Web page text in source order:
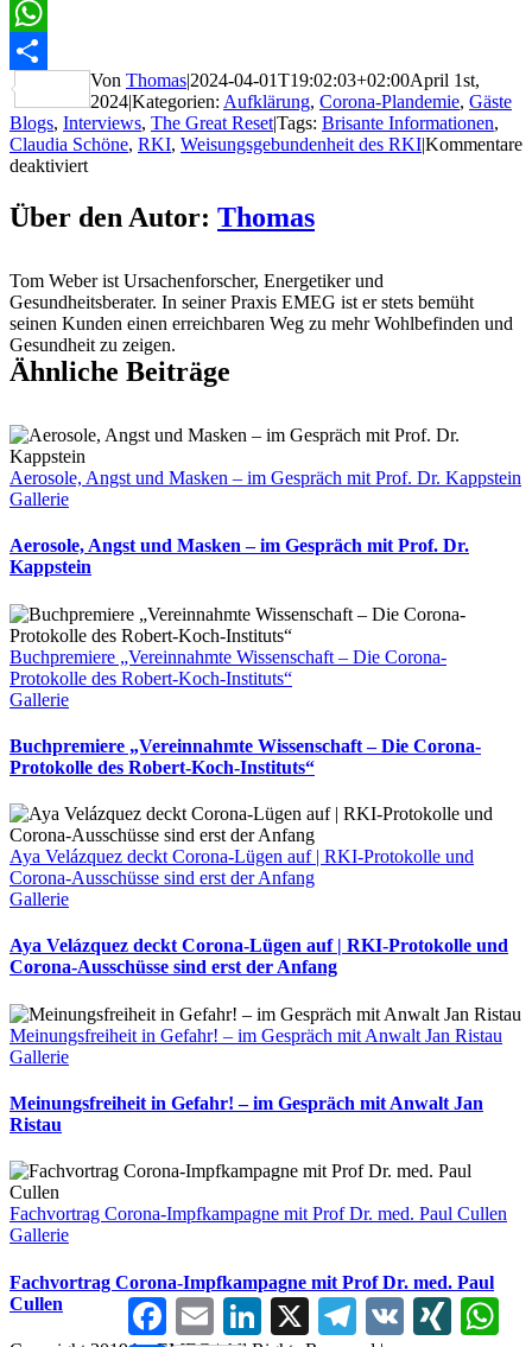
XING
WhatsApp
Teilen
Von Thomas|2024-04-01T19:02:03+02:00April 1st,
2024|Kategorien: Aufklärung, Corona-Plandemie, Gäste
Blogs, Interviews, The Great Reset|Tags: Brisante Informationen,
Claudia Schöne, RKI, Weisungsgebundenheit des RKI|Kommentare
deaktiviertfür
mit
EX-
vom
RKI
–
Brisante
Informationen
–
Über den Autor: Thomas
Tom Weber ist Ursachenforscher, Energetiker und
Gesundheitsberater. In seiner Praxis EMEG ist er stets bemüht
seinen Kunden einen erreichbaren Weg zu mehr Wohlbefinden und
Gesundheit zu zeigen.
Ähnliche Beiträge
Aerosole, Angst und Masken – im Gespräch mit Prof. Dr. Kappstein
Gallerie
Aerosole, Angst und Masken – im Gespräch mit Prof. Dr.
Kappstein
Buchpremiere „Vereinnahmte Wissenschaft – Die Corona-
Protokolle des Robert-Koch-Instituts“
Gallerie
Buchpremiere „Vereinnahmte Wissenschaft – Die Corona-
Protokolle des Robert-Koch-Instituts“
Aya Velázquez deckt Corona-Lügen auf | RKI-Protokolle und
Corona-Ausschüsse sind erst der Anfang
Gallerie
Aya Velázquez deckt Corona-Lügen auf | RKI-Protokolle und
Corona-Ausschüsse sind erst der Anfang
Meinungsfreiheit in Gefahr! – im Gespräch mit Anwalt Jan Ristau
Gallerie
Meinungsfreiheit in Gefahr! – im Gespräch mit Anwalt Jan
Ristau
Fachvortrag Corona-Impfkampagne mit Prof Dr. med. Paul Cullen
Gallerie
Fachvortrag Corona-Impfkampagne mit Prof Dr. med. Paul
Cullen
FacebookEmail LinkedInX Telegram
VK XING